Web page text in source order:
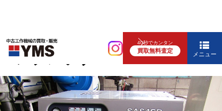
40秒でカンタン
買取無料査定 メニュー
コンプレッサー
コンプレッサー